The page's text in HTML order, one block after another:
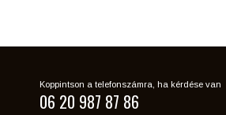
Koppintson a telefonszámra, ha kérdése van
06 20 987 87 86